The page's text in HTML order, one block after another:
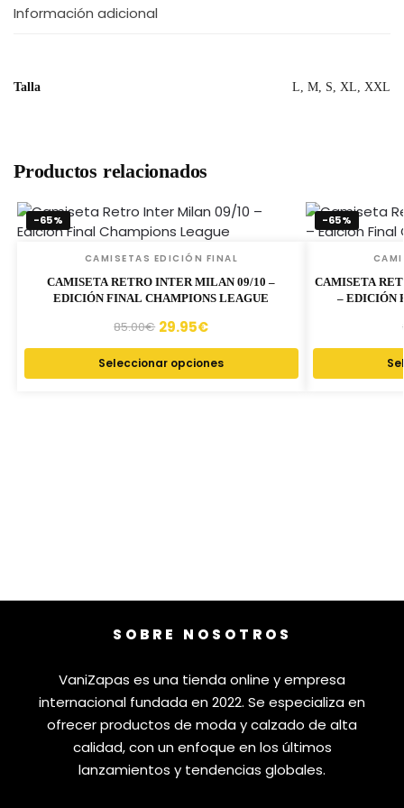
Información adicional
Talla L, M, S, XL, XXL
Productos relacionados
-65%
CAMISETAS EDICIÓN FINAL
CAMISETA RETRO INTER MILAN 09/10 –
EDICIÓN FINAL CHAMPIONS LEAGUE
85.00€ 29.95€
Seleccionar opciones
-65%
CAMISETA
– EDICIÓN
SOBRE NOSOTROS
VaniZapas es una tienda online y empresa
internacional fundada en 2022. Se especializa en
ofrecer productos de moda y calzado de alta
calidad, con un enfoque en los últimos
lanzamientos y tendencias globales.